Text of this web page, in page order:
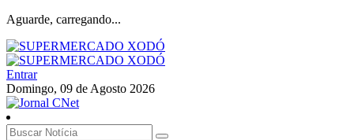
Aguarde, carregando...
Entrar
Domingo, 09 de Agosto 2026